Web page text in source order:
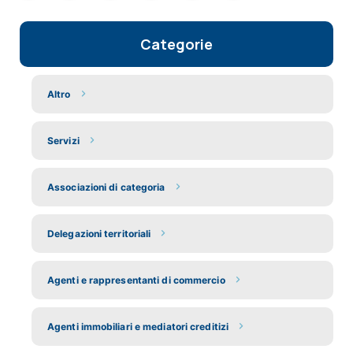
Categorie
Altro
Servizi
Associazioni di categoria
Delegazioni territoriali
Agenti e rappresentanti di commercio
Agenti immobiliari e mediatori creditizi